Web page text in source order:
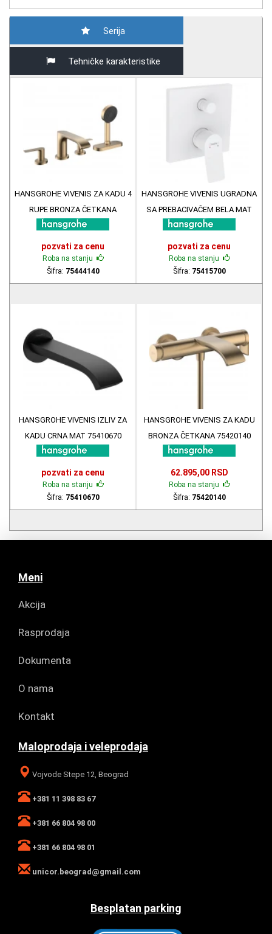
Serija
Tehničke karakteristike
HANSGROHE VIVENIS ZA KADU 4
RUPE BRONZA ČETKANA
75444140
pozvati za cenu
Roba na stanju
Šifra: 75444140
HANSGROHE VIVENIS UGRADNA
SA PREBACIVAČEM BELA MAT
75415700
pozvati za cenu
Roba na stanju
Šifra: 75415700
HANSGROHE VIVENIS IZLIV ZA
KADU CRNA MAT 75410670
pozvati za cenu
Roba na stanju
Šifra: 75410670
HANSGROHE VIVENIS ZA KADU
BRONZA ČETKANA 75420140
62.895,00 RSD
Roba na stanju
Šifra: 75420140
Meni
Akcija
Rasprodaja
Dokumenta
O nama
Kontakt
Maloprodaja i veleprodaja
Vojvode Stepe 12, Beograd
+381 11 398 83 67
+381 66 804 98 00
+381 66 804 98 01
unicor.beograd@gmail.com
Besplatan parking